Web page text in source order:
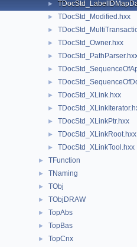
►
► TDocStd_Modified.hxx
►
► TDocStd_Owner.hxx
►
►
►
► TDocStd_XLink.hxx
►
► TDocStd_XLinkPtr.hxx
► TDocStd_XLinkRoot.hxx
► TDocStd_XLinkTool.hxx
► TFunction
► TNaming
► TObj
► TObjDRAW
► TopAbs
► TopBas
► TopCnx